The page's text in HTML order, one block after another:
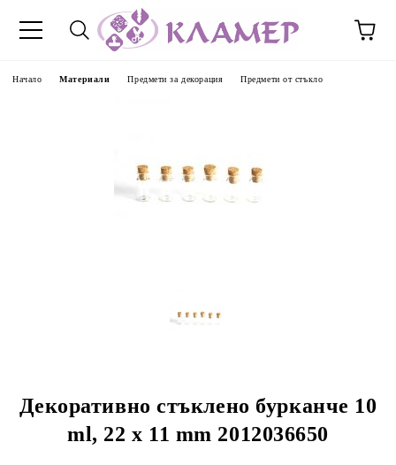
Начало Материали Предмети за декорация Предмети от стъкло
Декоративно стъклено бурканче 10
ml, 22 x 11 mm 2012036650